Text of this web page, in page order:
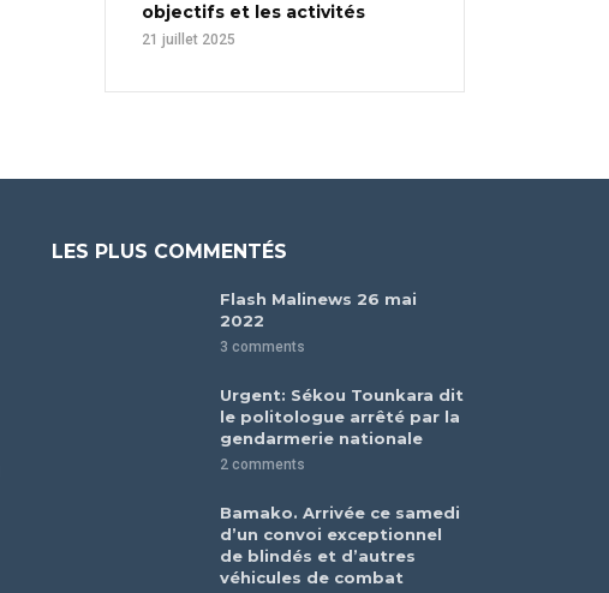
objectifs et les activités
21 juillet 2025
LES PLUS COMMENTÉS
Flash Malinews 26 mai
2022
3 comments
Urgent: Sékou Tounkara dit
le politologue arrêté par la
gendarmerie nationale
2 comments
Bamako. Arrivée ce samedi
d’un convoi exceptionnel
de blindés et d’autres
véhicules de combat